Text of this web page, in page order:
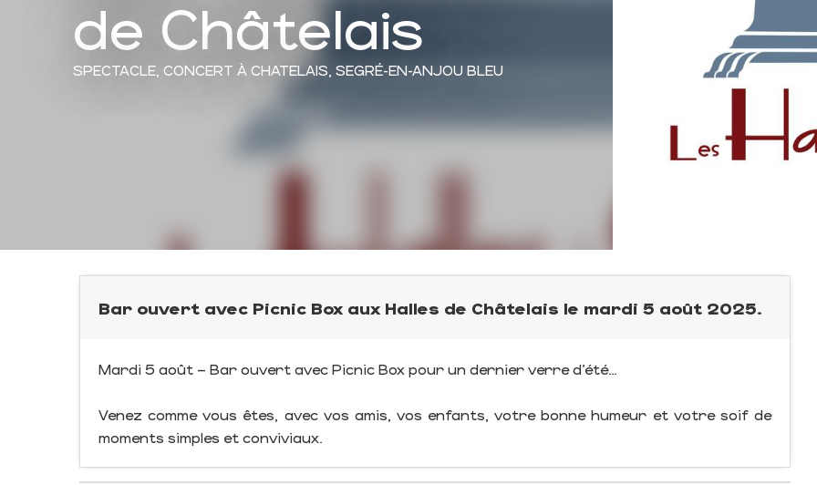
de Châtelais
SPECTACLE, CONCERT À CHATELAIS, SEGRÉ-EN-ANJOU BLEU
Bar ouvert avec Picnic Box aux Halles de Châtelais le mardi 5 août 2025.
Mardi 5 août – Bar ouvert avec Picnic Box pour un dernier verre d’été…
Venez comme vous êtes, avec vos amis, vos enfants, votre bonne humeur et votre soif de
moments simples et conviviaux.